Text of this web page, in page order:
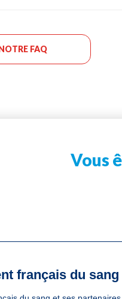
FAQ
Vous
question ? Un
français du sang